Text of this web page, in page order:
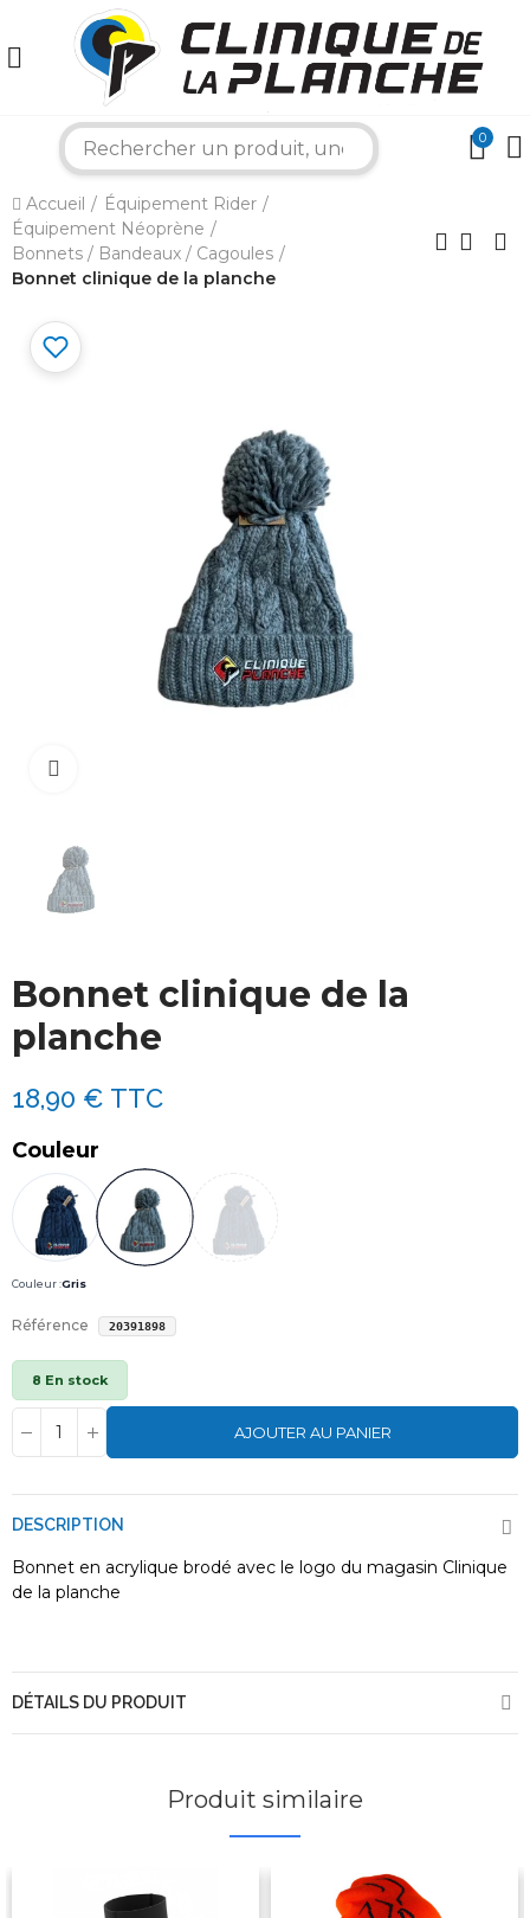
0
Accueil
Équipement Rider
Équipement Néoprène
Bonnets / Bandeaux / Cagoules
Bonnet clinique de la planche
Bonnet clinique de la
planche
18,90 € TTC
Couleur
Couleur :Gris
Référence 20391898
8 En stock
AJOUTER AU PANIER
DESCRIPTION
Bonnet en acrylique brodé avec le logo du magasin Clinique
de la planche
DÉTAILS DU PRODUIT
Produit similaire
×
Bonjour ! Je suis votre expert nautique.
Comment puis-je vous aider aujourd'hui ?